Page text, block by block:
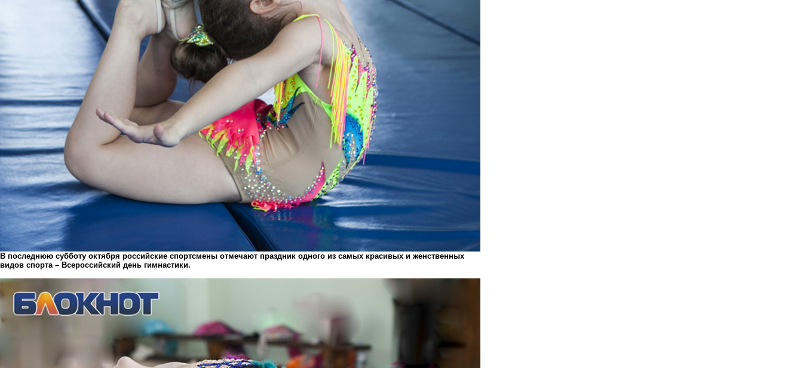
В последнюю субботу октября российские спортсмены отмечают праздник одного из самых красивых и женственных
видов спорта – Всероссийский день гимнастики.